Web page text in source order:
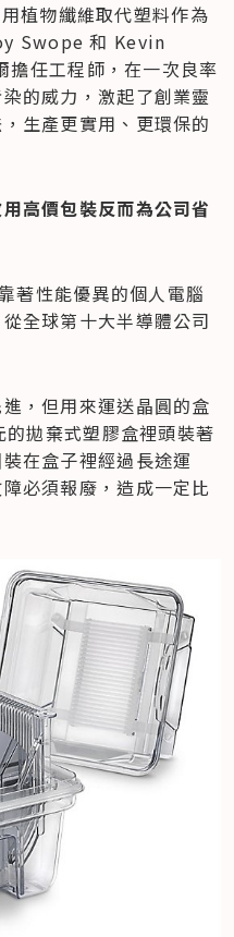
植物纖維取代塑料作為
Swope 和 Kevin
任工程師，在一次良率
的威力，激起了創業靈
生產更實用、更環保的
高價包裝反而為公司省
著性能優異的個人電腦
全球第十大半導體公司
，但用來運送晶圓的盒
拋棄式塑膠盒裡頭裝著
在盒子裡經過長途運
必須報廢，造成一定比